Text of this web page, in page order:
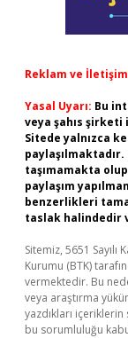
Reklam ve
Yasal Uyarı: Bu
veya şahıs şirketi
Sitede yalnızca
taşımamakta
paylaşım
benzerlikleri
taslak halindedir
Sitemiz, 5651
Kurumu (BTK)
vermektedir. Bu
veya araştırma
yazdıkları
bu sorumluluğu